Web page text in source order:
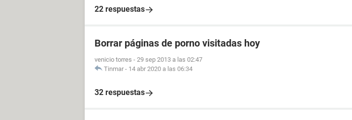
22 respuestas
Borrar páginas de porno visitadas hoy
venicio torres - 29 sep 2013 a las 02:47
Tinmar - 14 abr 2020 a las 06:34
32 respuestas